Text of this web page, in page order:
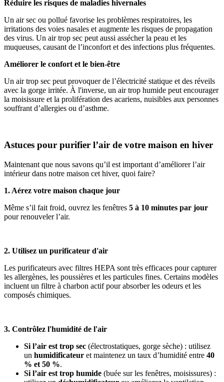
Réduire les risques de maladies hivernales
Un air sec ou pollué favorise les problèmes respiratoires, les
irritations des voies nasales et augmente les risques de propagation
des virus. Un air trop sec peut aussi assécher la peau et les
muqueuses, causant de l’inconfort et des infections plus fréquentes.
Améliorer le confort et le bien-être
Un air trop sec peut provoquer de l’électricité statique et des réveils
avec la gorge irritée. À l'inverse, un air trop humide peut encourager
la moisissure et la prolifération des acariens, nuisibles aux personnes
souffrant d’allergies ou d’asthme.
Astuces pour purifier l’air de votre maison en hiver
Maintenant que nous savons qu’il est important d’améliorer l’air
intérieur dans notre maison cet hiver, quoi faire?
1. Aérez votre maison chaque jour
Même s’il fait froid, ouvrez les fenêtres 5 à 10 minutes par jour
pour renouveler l’air.
2. Utilisez un purificateur d'air
Les purificateurs avec filtres HEPA sont très efficaces pour capturer
les allergènes, les poussières et les particules fines. Certains modèles
incluent un filtre à charbon actif pour absorber les odeurs et les
composés chimiques.
3. Contrôlez l'humidité de l'air
Si l’air est trop sec (électrostatiques, gorge sèche) : utilisez
un humidificateur et maintenez un taux d’humidité entre 40
% et 50 %.
Si l’air est trop humide (buée sur les fenêtres, moisissures) :